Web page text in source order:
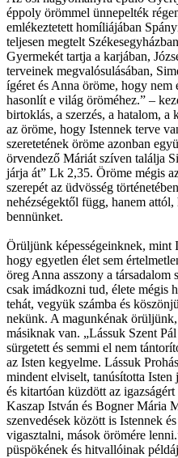
éppoly örömmel ünnepelték
emlékeztetett homíliájában
teljesen megtelt
Gyermekét tartja a karjában,
terveinek megvalósulásában,
ígéret és Anna öröme, hogy nem
hasonlít e világ öröméhez.” –
birtoklás, a szerzés, a hatalom, a
az öröme, hogy Istennek terve
szeretetének öröme azonban
örvendező Máriát szíven találja
járja át” Lk 2,35. Öröme mégis
szerepét az üdvösség
nehézségektől függ, hanem
bennünket.
Örüljünk képességeinknek, mint
hogy egyetlen élet sem
öreg Anna asszony a társadalom
csak imádkozni tud, élete mégis
tehát, vegyük számba és
nekünk. A magunkénak
másiknak van. „Lássuk Szent
sürgetett és semmi el nem
az Isten kegyelme. Lássuk
mindent elviselt, tanúsította Isten
és kitartóan küzdött az
Kaszap István és Bogner Mária
szenvedések között is Istennek
vigasztalni, mások örömére
püspökének és hitvallóinak